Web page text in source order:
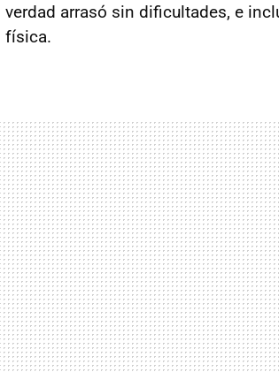
verdad arrasó sin dificultades, e
física.